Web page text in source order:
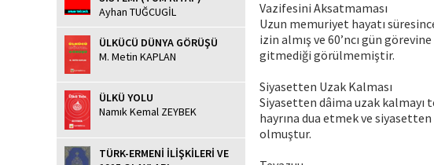
Ayhan TUĞCUGİL
ÜLKÜCÜ DÜNYA GÖRÜŞÜ
M. Metin KAPLAN
ÜLKÜ YOLU
Namık Kemal ZEYBEK
TÜRK-ERMENİ İLİŞKİLERİ VE
Vazifesini Aksatmaması
Uzun memuriyet hayatı
izin almış ve 60’ncı gün
gitmediği görülmemiştir.
Siyasetten Uzak Kalması
Siyasetten dâima uzak kalmayı
hayrına dua etmek ve
olmuştur.